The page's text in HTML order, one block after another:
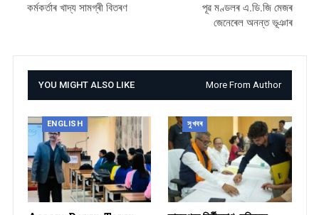
কৰ্মকর্তাৰ খাদ্য সামগ্ৰী বিতৰণ
পূৱ মণ্ডলৰ এ.ডি.জি মেজৰ
জেনেৰেল অনন্ত ভূঞাৰ
YOU MIGHT ALSO LIKE More From Author
ENGLISH সুখবৰ